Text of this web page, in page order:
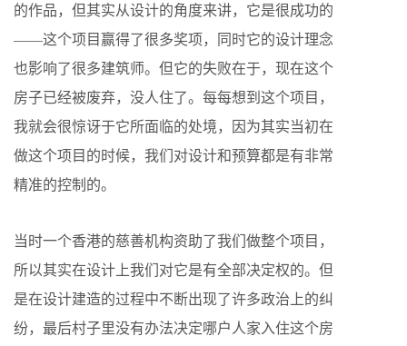
的作品，但其实从设计的角度来讲，它是很成功的
——这个项目赢得了很多奖项，同时它的设计理念
也影响了很多建筑师。但它的失败在于，现在这个
房子已经被废弃，没人住了。每每想到这个项目，
我就会很惊讶于它所面临的处境，因为其实当初在
做这个项目的时候，我们对设计和预算都是有非常
精准的控制的。
当时一个香港的慈善机构资助了我们做整个项目，
所以其实在设计上我们对它是有全部决定权的。但
是在设计建造的过程中不断出现了许多政治上的纠
纷，最后村子里没有办法决定哪户人家入住这个房